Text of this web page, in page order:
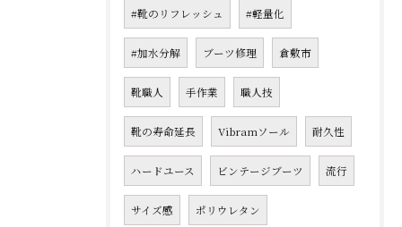
#靴のリフレッシュ #軽量化
#加水分解 ブーツ修理 倉敷市
靴職人 手作業 職人技
靴の寿命延長 Vibramソール 耐久性
ハードユース ビンテージブーツ 流行
サイズ感 ポリウレタン